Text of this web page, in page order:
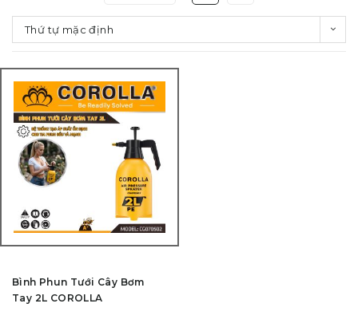
Thứ tự mặc định
Bình Phun Tưới Cây Bơm
Tay 2L COROLLA